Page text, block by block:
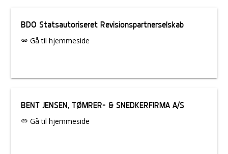
BDO Statsautoriseret Revisionspartnerselskab
link Gå til hjemmeside
BENT JENSEN, TØMRER- & SNEDKERFIRMA A/S
link Gå til hjemmeside